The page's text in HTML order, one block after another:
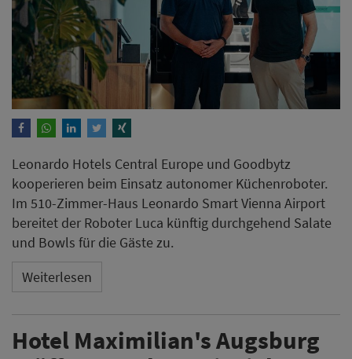
Leonardo Hotels Central Europe und Goodbytz
kooperieren beim Einsatz autonomer Küchenroboter.
Im 510-Zimmer-Haus Leonardo Smart Vienna Airport
bereitet der Roboter Luca künftig durchgehend Salate
und Bowls für die Gäste zu.
Weiterlesen
Hotel Maximilian's Augsburg